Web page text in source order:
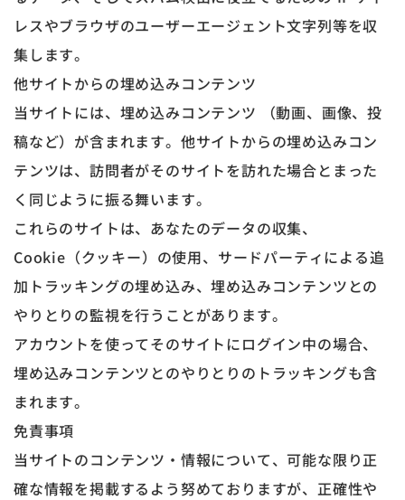
レスやブラウザのユーザーエージェント文字列等を収
集します。
他サイトからの埋め込みコンテンツ
当サイトには、埋め込みコンテンツ （動画、画像、投
稿など）が含まれます。他サイトからの埋め込みコン
テンツは、訪問者がそのサイトを訪れた場合とまった
く同じように振る舞います。
これらのサイトは、あなたのデータの収集、
Cookie（クッキー）の使用、サードパーティによる追
加トラッキングの埋め込み、埋め込みコンテンツとの
やりとりの監視を行うことがあります。
アカウントを使ってそのサイトにログイン中の場合、
埋め込みコンテンツとのやりとりのトラッキングも含
まれます。
免責事項
当サイトのコンテンツ・情報について、可能な限り正
確な情報を掲載するよう努めておりますが、正確性や